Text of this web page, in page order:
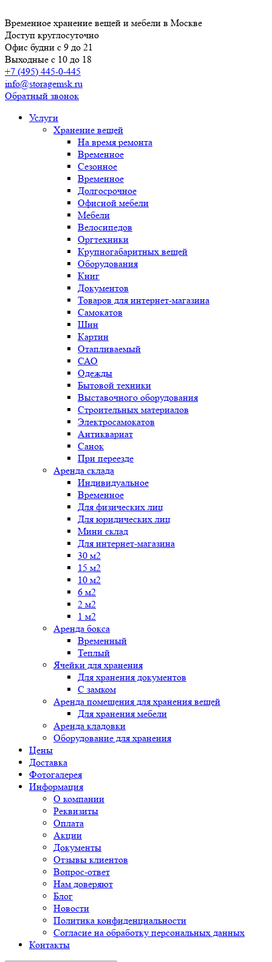
Временное хранение вещей и мебели в Москве
Доступ круглосуточно
Офис будни с 9 до 21
Выходные с 10 до 18
+7 (495) 445-0-445
info@storagemsk.ru
Обратный звонок
Услуги
Хранение вещей
На время ремонта
Временное
Сезонное
Временное
Долгосрочное
Офисной мебели
Мебели
Велосипедов
Оргтехники
Крупногабаритных вещей
Оборудования
Книг
Документов
Товаров для интернет-магазина
Самокатов
Шин
Картин
Отапливаемый
САО
Одежды
Бытовой техники
Выставочного оборудования
Строительных материалов
Электросамокатов
Антиквариат
Санок
При переезде
Аренда склада
Индивидуальное
Временное
Для физических лиц
Для юридических лиц
Мини склад
Для интернет-магазина
30 м2
15 м2
10 м2
6 м2
2 м2
1 м2
Аренда бокса
Временный
Теплый
Ячейки для хранения
Для хранения документов
С замком
Аренда помещения для хранения вещей
Для хранения мебели
Аренда кладовки
Оборудование для хранения
Цены
Доставка
Фотогалерея
Информация
О компании
Реквизиты
Оплата
Акции
Документы
Отзывы клиентов
Вопрос-ответ
Нам доверяют
Блог
Новости
Политика конфиденциальности
Согласие на обработку персональных данных
Контакты